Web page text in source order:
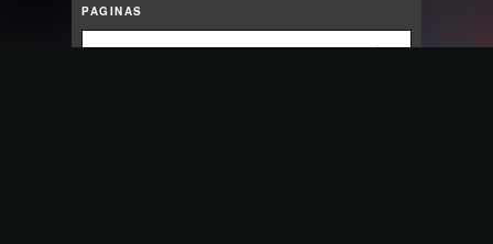
PAGINAS